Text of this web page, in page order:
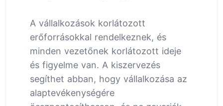
A vállalkozások korlátozott
erőforrásokkal rendelkeznek, és
minden vezetőnek korlátozott ideje
és figyelme van. A kiszervezés
segíthet abban, hogy vállalkozása az
alaptevékenységére